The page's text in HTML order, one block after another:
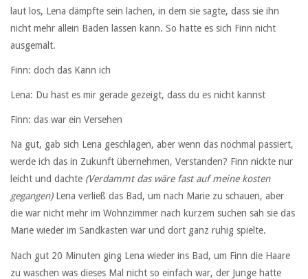
laut los, Lena dämpfte sein lachen, in dem sie sagte, dass sie ihn
nicht mehr allein Baden lassen kann. So hatte es sich Finn nicht
ausgemalt.
Finn: doch das Kann ich
Lena: Du hast es mir gerade gezeigt, dass du es nicht kannst
Finn: das war ein Versehen
Na gut, gab sich Lena geschlagen, aber wenn das nochmal passiert,
werde ich das in Zukunft übernehmen, Verstanden? Finn nickte nur
leicht und dachte (Verdammt das wäre fast auf meine kosten
gegangen) Lena verließ das Bad, um nach Marie zu schauen, aber
die war nicht mehr im Wohnzimmer nach kurzem suchen sah sie das
Marie wieder im Sandkasten war und dort ganz ruhig spielte.
Nach gut 20 Minuten ging Lena wieder ins Bad, um Finn die Haare
zu waschen was dieses Mal nicht so einfach war, der Junge hatte